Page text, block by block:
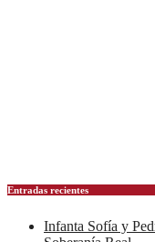
Entradas recientes
Infanta Sofía y